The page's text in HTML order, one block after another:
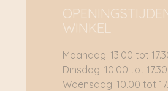
WINKEL
Maandag: 13.00 tot
Dinsdag: 10.00 tot
Woensdag: 10.00 tot